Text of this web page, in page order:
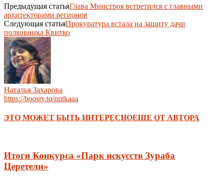
Предыдущая статьяГлава Минстроя встретился с главными
архитекторами регионов
Следующая статьяПрокуратура встала на защиту дачи
полковника Квитко
Наталья Захарова
https://boosty.to/nutkaaa
ЭТО МОЖЕТ БЫТЬ ИНТЕРЕСНОЕЩЕ ОТ АВТОРА
Итоги Конкурса «Парк искусств Зураба
Церетели»